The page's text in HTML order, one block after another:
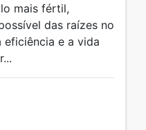
mais fértil,
das raízes no
eficiência e a vida